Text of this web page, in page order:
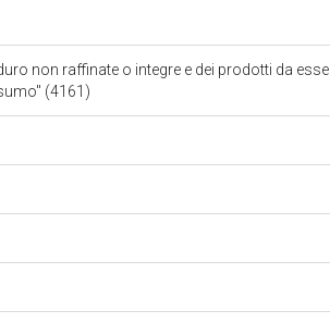
non raffinate o integre e dei prodotti da esse
(4161)